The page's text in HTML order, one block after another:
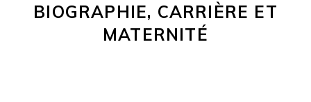
BIOGRAPHIE, CARRIÈRE ET
MATERNITÉ